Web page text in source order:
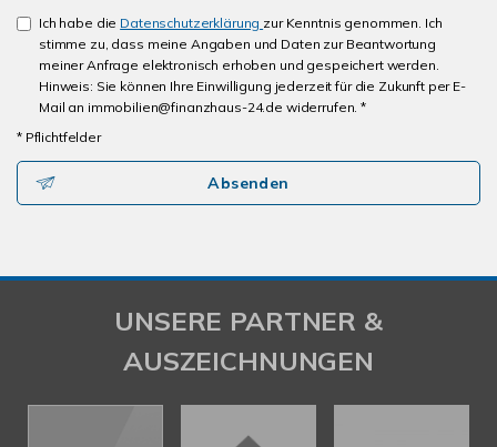
Ich habe die Datenschutzerklärung zur Kenntnis genommen. Ich
stimme zu, dass meine Angaben und Daten zur Beantwortung
meiner Anfrage elektronisch erhoben und gespeichert werden.
Hinweis: Sie können Ihre Einwilligung jederzeit für die Zukunft per E-
Mail an immobilien@finanzhaus-24.de widerrufen. *
* Pflichtfelder
Absenden
UNSERE PARTNER &
AUSZEICHNUNGEN